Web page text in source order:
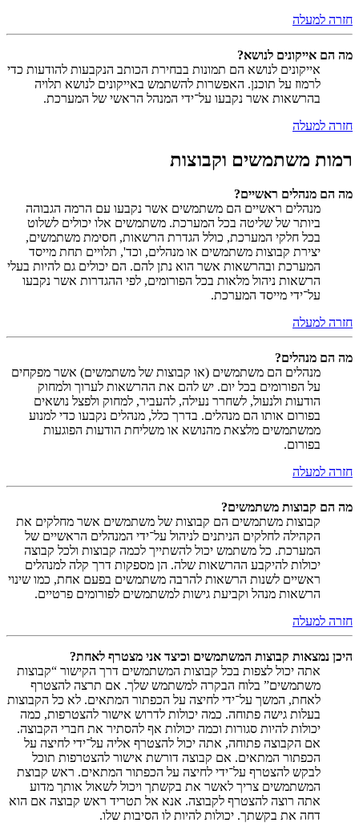
חזרה למעלה
מה הם אייקונים לנושא?
אייקונים לנושא הם תמונות בבחירת הכותב הנקבעות להודעות כדי
לרמוז על תוכנן. האפשרות להשתמש באייקונים לנושא תלויה
בהרשאות אשר נקבעו על־ידי המנהל הראשי של המערכת.
חזרה למעלה
רמות משתמשים וקבוצות
מה הם מנהלים ראשיים?
מנהלים ראשיים הם משתמשים אשר נקבעו עם הרמה הגבוהה
ביותר של שליטה בכל המערכת. משתמשים אלו יכולים לשלוט
בכל חלקי המערכת, כולל הגדרת הרשאות, חסימת משתמשים,
יצירת קבוצות משתמשים או מנהלים, וכד', תלויים תחת מייסד
המערכת ובהרשאות אשר הוא נתן להם. הם יכולים גם להיות בעלי
הרשאות ניהול מלאות בכל הפורומים, לפי ההגדרות אשר נקבעו
על־ידי מייסד המערכת.
חזרה למעלה
מה הם מנהלים?
מנהלים הם משתמשים (או קבוצות של משתמשים) אשר מפקחים
על הפורומים בכל יום. יש להם את ההרשאות לערוך ולמחוק
הודעות ולנעול, לשחרר נעילה, להעביר, למחוק ולפצל נושאים
בפורום אותו הם מנהלים. בדרך כלל, מנהלים נקבעו כדי למנוע
ממשתמשים מלצאת מהנושא או משליחת הודעות הפוגעות
בפורום.
חזרה למעלה
מה הם קבוצות משתמשים?
קבוצות משתמשים הם קבוצות של משתמשים אשר מחלקים את
הקהילה לחלקים הניתנים לניהול על־ידי המנהלים הראשיים של
המערכת. כל משתמש יכול להשתייך לכמה קבוצות ולכל קבוצה
יכולות להיקבע ההרשאות שלה. הן מספקות דרך קלה למנהלים
ראשיים לשנות הרשאות להרבה משתמשים בפעם אחת, כמו שינוי
הרשאות מנהל וקביעת גישות למשתמשים לפורומים פרטיים.
חזרה למעלה
היכן נמצאות קבוצות המשתמשים וכיצד אני מצטרף לאחת?
אתה יכול לצפות בכל קבוצות המשתמשים דרך הקישור “קבוצות
משתמשים” בלוח הבקרה למשתמש שלך. אם תרצה להצטרף
לאחת, המשך על־ידי לחיצה על הכפתור המתאים. לא כל הקבוצות
בעלות גישה פתוחה. כמה יכולות לדרוש אישור להצטרפות, כמה
יכולות להיות סגורות וכמה יכולות אף להסתיר את חברי הקבוצה.
אם הקבוצה פתוחה, אתה יכול להצטרף אליה על־ידי לחיצה על
הכפתור המתאים. אם קבוצה דורשת אישור להצטרפות תוכל
לבקש להצטרף על־ידי לחיצה על הכפתור המתאים. ראש קבוצת
המשתמשים צריך לאשר את בקשתך ויכול לשאול אותך מדוע
אתה רוצה להצטרף לקבוצה. אנא אל תטריד ראש קבוצה אם הוא
דחה את בקשתך. יכולות להיות לו הסיבות שלו.